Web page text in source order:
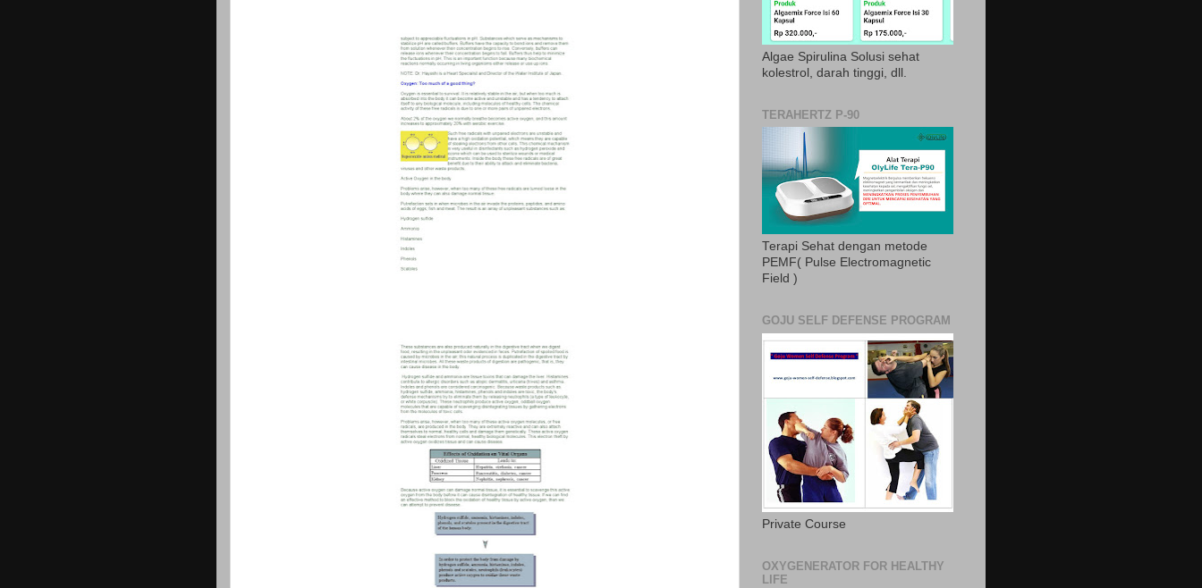
Algae Spirulina Solusi sehat
kolestrol, darah tinggi, dll.
TERAHERTZ P-90
Terapi Sehat dengan metode
PEMF( Pulse Electromagnetic
Field )
GOJU SELF DEFENSE PROGRAM
Private Course
OXYGENERATOR FOR HEALTHY
LIFE